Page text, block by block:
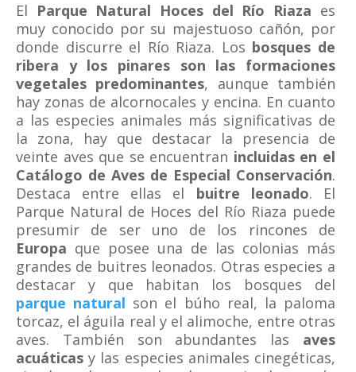
El Parque Natural Hoces del Río Riaza es
muy conocido por su majestuoso cañón, por
donde discurre el Río Riaza. Los bosques de
ribera y los pinares son las formaciones
vegetales predominantes, aunque también
hay zonas de alcornocales y encina. En cuanto
a las especies animales más significativas de
la zona, hay que destacar la presencia de
veinte aves que se encuentran incluidas en el
Catálogo de Aves de Especial Conservación.
Destaca entre ellas el buitre leonado. El
Parque Natural de Hoces del Río Riaza puede
presumir de ser uno de los rincones de
Europa que posee una de las colonias más
grandes de buitres leonados. Otras especies a
destacar y que habitan los bosques del
parque natural son el búho real, la paloma
torcaz, el águila real y el alimoche, entre otras
aves. También son abundantes las aves
acuáticas y las especies animales cinegéticas,